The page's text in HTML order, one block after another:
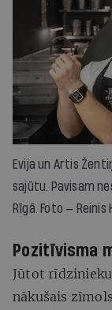
Evija un Artis
sajūtu. Pavisam
Rīgā. Foto — Reinis
Pozitīvisma
Jūtot
nākušais zīmols